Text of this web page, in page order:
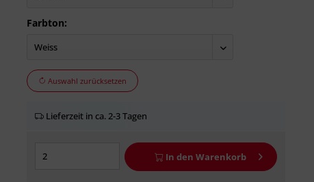
Farbton:
Auswahl zurücksetzen
Lieferzeit in ca. 2-3 Tagen
In den Warenkorb